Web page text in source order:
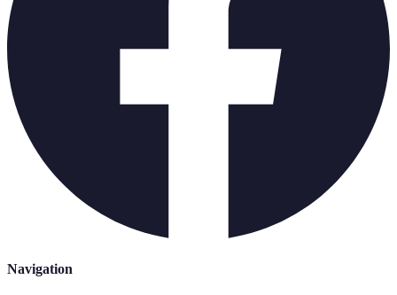
Navigation